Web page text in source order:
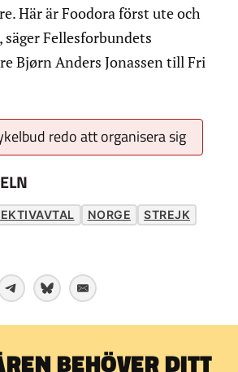
Här är Foodora först ute och
Fellesforbundets
Bjørn Anders Jonassen till Fri
redo att organisera sig
NORGE STREJK
BEHÖVER DITT